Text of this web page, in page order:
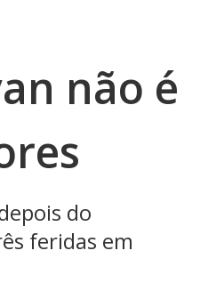
não é
do
feridas em